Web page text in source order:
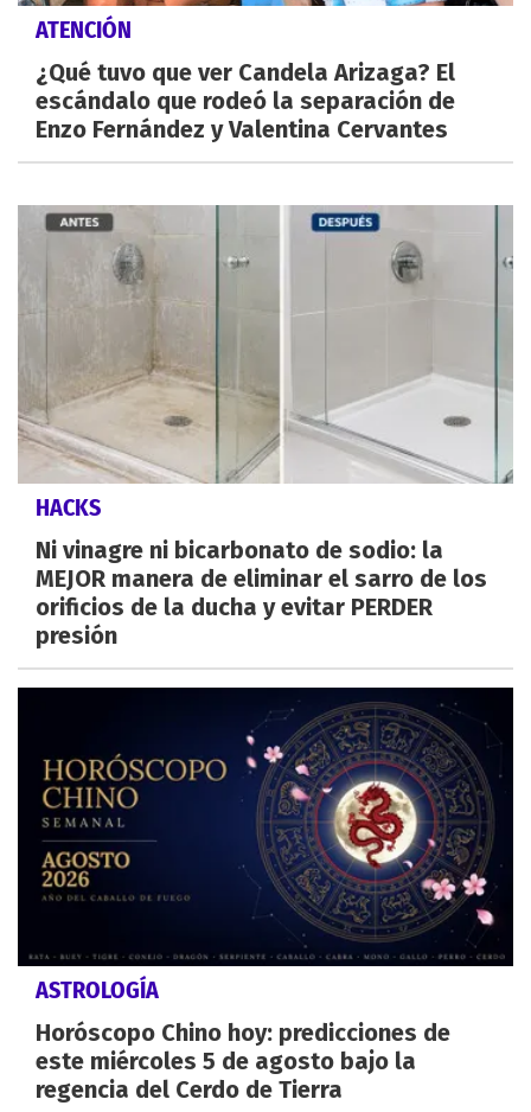
ATENCIÓN
¿Qué tuvo que ver Candela Arizaga? El
escándalo que rodeó la separación de
Enzo Fernández y Valentina Cervantes
HACKS
Ni vinagre ni bicarbonato de sodio: la
MEJOR manera de eliminar el sarro de los
orificios de la ducha y evitar PERDER
presión
ASTROLOGÍA
Horóscopo Chino hoy: predicciones de
este miércoles 5 de agosto bajo la
regencia del Cerdo de Tierra